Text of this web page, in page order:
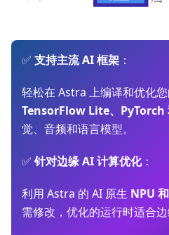
✅ 支持主流 AI 框架 ：
轻松在 Astra 上编译和优化
TensorFlow Lite、PyTorch
觉、音频和语言模型。
✅ 针对边缘 AI 计算优化：
利用 Astra 的 AI 原生 NPU
需修改，优化的运行时适合边